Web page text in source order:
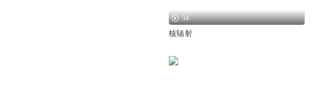
34
核辐射